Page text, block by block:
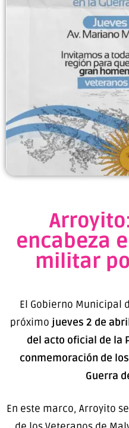
encabeza
militar
El Gobierno Municipal
próximo jueves 2 de
del acto oficial de la
conmemoración de
Guerra
En este marco, Arroyito